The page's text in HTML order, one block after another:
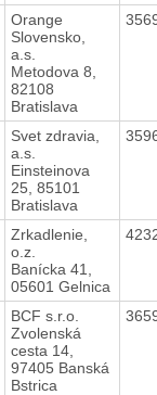
Orange
Slovensko,
a.s.
Metodova 8,
82108
Bratislava
Svet zdravia,
a.s.
Einsteinova
25, 85101
Bratislava
Zrkadlenie,
o.z.
Banícka 41,
05601 Gelnica
BCF s.r.o.
Zvolenská
cesta 14,
97405 Banská
Bstrica